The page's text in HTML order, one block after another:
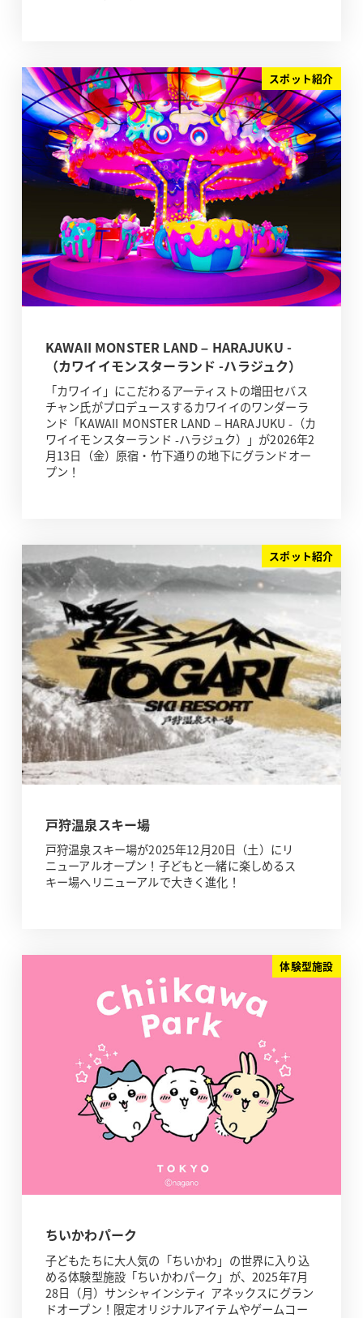
スポット紹介
KAWAII MONSTER LAND – HARAJUKU -
（カワイイモンスターランド -ハラジュク）
「カワイイ」にこだわるアーティストの増田セバス
チャン氏がプロデュースするカワイイのワンダーラ
ンド「KAWAII MONSTER LAND – HARAJUKU -（カ
ワイイモンスターランド -ハラジュク）」が2026年2
月13日（金）原宿・竹下通りの地下にグランドオー
プン！
スポット紹介
戸狩温泉スキー場
戸狩温泉スキー場が2025年12月20日（土）にリ
ニューアルオープン！子どもと一緒に楽しめるス
キー場へリニューアルで大きく進化！
体験型施設
ちいかわパーク
子どもたちに大人気の「ちいかわ」の世界に入り込
める体験型施設「ちいかわパーク」が、2025年7月
28日（月）サンシャインシティ アネックスにグラン
ドオープン！限定オリジナルアイテムやゲームコー